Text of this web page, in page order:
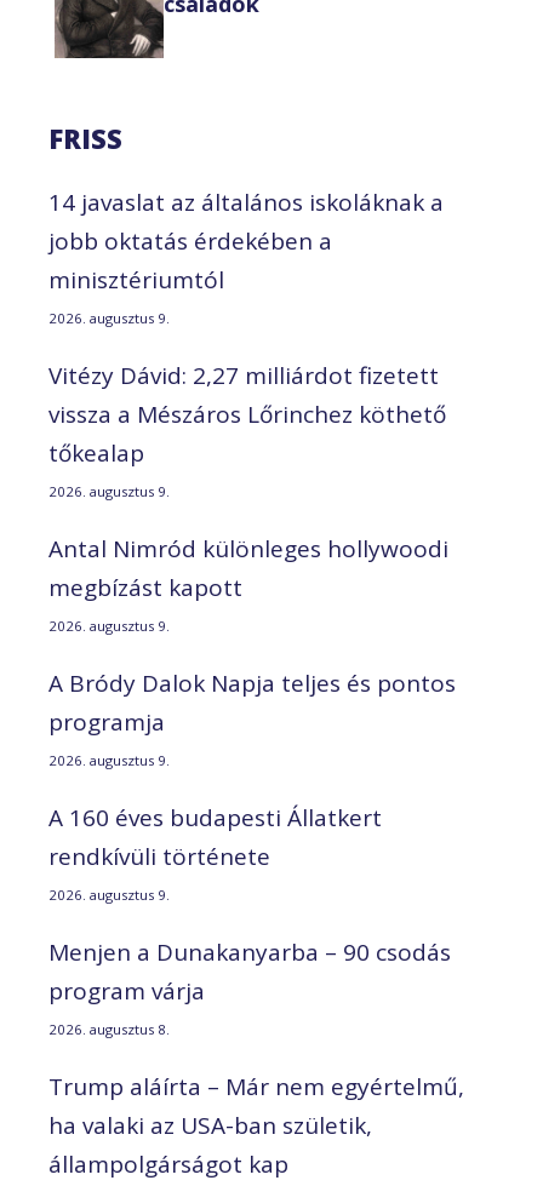
FRISS
14 javaslat az általános iskoláknak a
jobb oktatás érdekében a
minisztériumtól
2026. augusztus 9.
Vitézy Dávid: 2,27 milliárdot fizetett
vissza a Mészáros Lőrinchez köthető
tőkealap
2026. augusztus 9.
Antal Nimród különleges hollywoodi
megbízást kapott
2026. augusztus 9.
A Bródy Dalok Napja teljes és pontos
programja
2026. augusztus 9.
A 160 éves budapesti Állatkert
rendkívüli története
2026. augusztus 9.
Menjen a Dunakanyarba – 90 csodás
program várja
2026. augusztus 8.
Trump aláírta – Már nem egyértelmű,
ha valaki az USA-ban születik,
állampolgárságot kap